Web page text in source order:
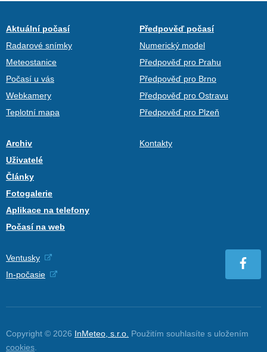
Aktuální počasí
Radarové snímky
Meteostanice
Počasí u vás
Webkamery
Teplotní mapa
Předpověď počasí
Numerický model
Předpověď pro Prahu
Předpověď pro Brno
Předpověď pro Ostravu
Předpověď pro Plzeň
Archiv
Uživatelé
Články
Fotogalerie
Aplikace na telefony
Počasí na web
Kontakty
Ventusky
In-počasie
Copyright © 2026 InMeteo, s.r.o. Použitím souhlasíte s uložením
cookies.